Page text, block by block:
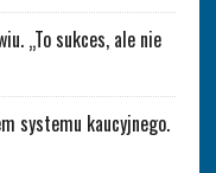
„To sukces, ale nie
systemu kaucyjnego.